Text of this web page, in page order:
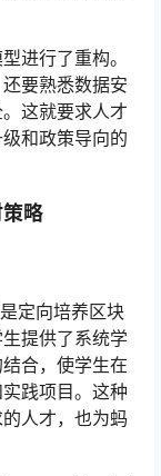
进行了重构。
要熟悉数据安
这就要求人才
和政策导向的
略
定向培养区块
提供了系统学
合，使学生在
践项目。这种
人才，也为蚂